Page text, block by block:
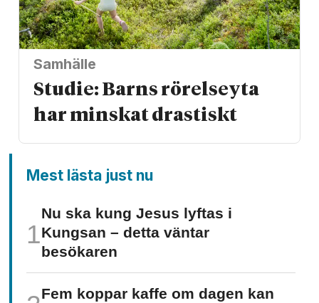
Samhälle
Studie: Barns rörelseyta
har minskat drastiskt
Mest lästa just nu
Nu ska kung Jesus lyftas i
Kungsan – detta väntar
besökaren
Fem koppar kaffe om dagen kan